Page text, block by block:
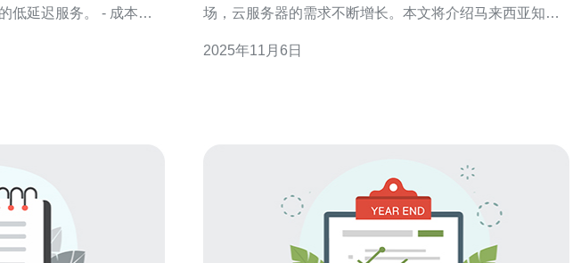
低延迟服务。 - 成本方
合规：支持本地数据驻
场，云服务器的需求不断增长。本文将介绍马来西亚知名
亚云服务器市场概况 马来西亚的云服务器市场正在快速扩
2025年11月6日